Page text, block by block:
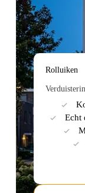
Rolluiken
Echt